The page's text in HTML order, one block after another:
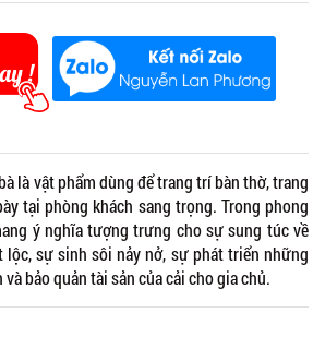
là vật phẩm dùng để trang trí bàn thờ, trang
tại phòng khách sang trọng. Trong phong
ý nghĩa tượng trưng cho sự sung túc về
lộc, sự sinh sôi nảy nở, sự phát triển những
bảo quản tài sản của cải cho gia chủ.